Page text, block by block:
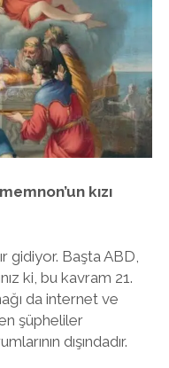
‘25
instagram
kızı
gidiyor. Başta ABD,
ki, bu kavram 21.
da internet ve
şüpheliler
dışındadır.